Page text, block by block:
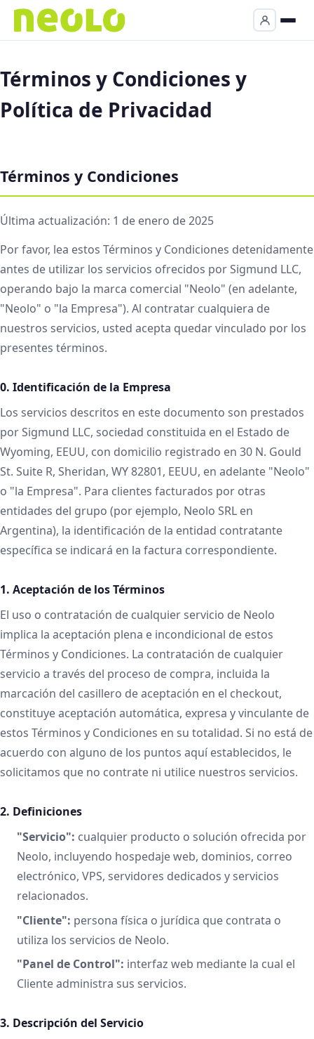
Términos y Condiciones y
Política de Privacidad
Términos y Condiciones
Última actualización: 1 de enero de 2025
Por favor, lea estos Términos y Condiciones detenidamente
antes de utilizar los servicios ofrecidos por Sigmund LLC,
operando bajo la marca comercial "Neolo" (en adelante,
"Neolo" o "la Empresa"). Al contratar cualquiera de
nuestros servicios, usted acepta quedar vinculado por los
presentes términos.
0. Identificación de la Empresa
Los servicios descritos en este documento son prestados
por Sigmund LLC, sociedad constituida en el Estado de
Wyoming, EEUU, con domicilio registrado en 30 N. Gould
St. Suite R, Sheridan, WY 82801, EEUU, en adelante "Neolo"
o "la Empresa". Para clientes facturados por otras
entidades del grupo (por ejemplo, Neolo SRL en
Argentina), la identificación de la entidad contratante
específica se indicará en la factura correspondiente.
1. Aceptación de los Términos
El uso o contratación de cualquier servicio de Neolo
implica la aceptación plena e incondicional de estos
Términos y Condiciones. La contratación de cualquier
servicio a través del proceso de compra, incluida la
marcación del casillero de aceptación en el checkout,
constituye aceptación automática, expresa y vinculante de
estos Términos y Condiciones en su totalidad. Si no está de
acuerdo con alguno de los puntos aquí establecidos, le
solicitamos que no contrate ni utilice nuestros servicios.
2. Definiciones
"Servicio": cualquier producto o solución ofrecida por
Neolo, incluyendo hospedaje web, dominios, correo
electrónico, VPS, servidores dedicados y servicios
relacionados.
"Cliente": persona física o jurídica que contrata o
utiliza los servicios de Neolo.
"Panel de Control": interfaz web mediante la cual el
Cliente administra sus servicios.
3. Descripción del Servicio